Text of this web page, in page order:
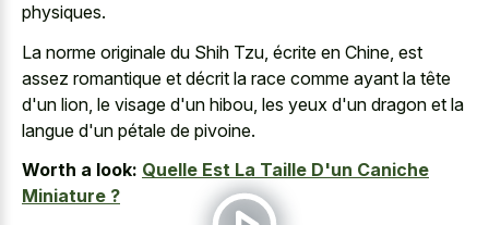
physiques.
La norme originale du Shih Tzu, écrite en Chine, est
assez romantique et décrit la race comme ayant la tête
d'un lion, le visage d'un hibou, les yeux d'un dragon et la
langue d'un pétale de pivoine.
Worth a look: Quelle Est La Taille D'un Caniche
Miniature ?